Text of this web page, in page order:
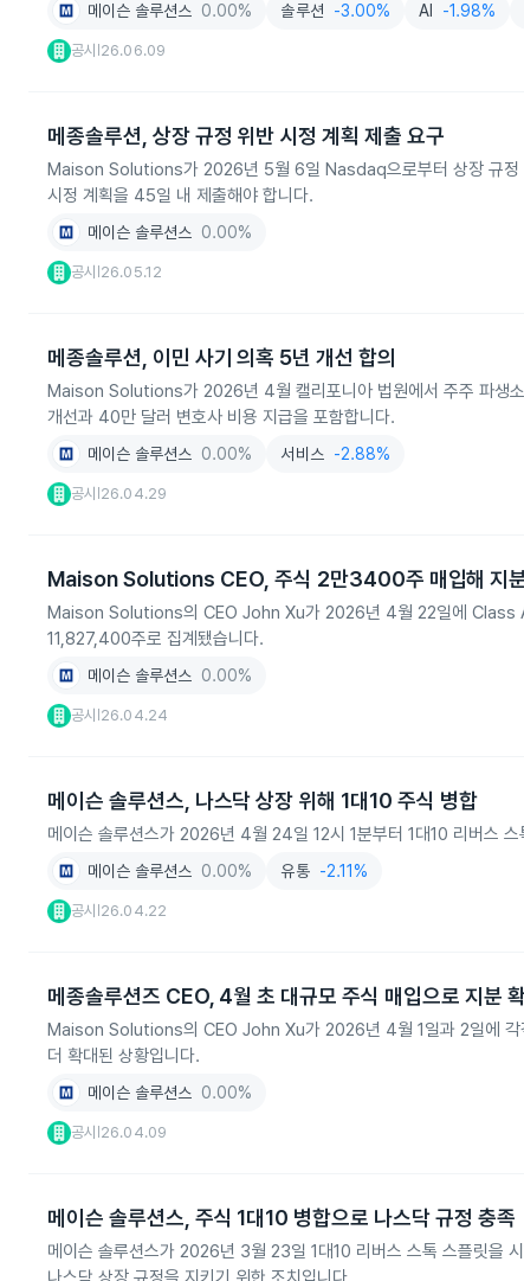
메이슨 솔루션스 0.00% 솔루션 -3.00% AI -1.98%
공시 26.06.09
메종솔루션, 상장 규정 위반 시정 계획 제출 요구
Maison Solutions가 2026년 5월 6일 Nasdaq으로부터 상장 규정
시정 계획을 45일 내 제출해야 합니다.
메이슨 솔루션스 0.00%
공시 26.05.12
메종솔루션, 이민 사기 의혹 5년 개선 합의
Maison Solutions가 2026년 4월 캘리포니아 법원에서 주주 파생
개선과 40만 달러 변호사 비용 지급을 포함합니다.
메이슨 솔루션스 0.00% 서비스 -2.88%
공시 26.04.29
Maison Solutions CEO, 주식 2만3400주 매입해 지
Maison Solutions의 CEO John Xu가 2026년 4월 22일에 Class
11,827,400주로 집계됐습니다.
메이슨 솔루션스 0.00%
공시 26.04.24
메이슨 솔루션스, 나스닥 상장 위해 1대10 주식 병합
메이슨 솔루션스가 2026년 4월 24일 12시 1분부터 1대10 리버스
메이슨 솔루션스 0.00% 유통 -2.11%
공시 26.04.22
메종솔루션즈 CEO, 4월 초 대규모 주식 매입으로 지분
Maison Solutions의 CEO John Xu가 2026년 4월 1일과 2일에
더 확대된 상황입니다.
메이슨 솔루션스 0.00%
공시 26.04.09
메이슨 솔루션스, 주식 1대10 병합으로 나스닥 규정 충족
메이슨 솔루션스가 2026년 3월 23일 1대10 리버스 스톡 스플릿을